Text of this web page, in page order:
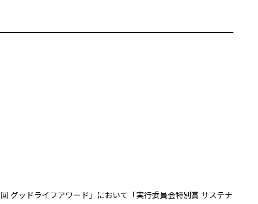
グッドライフアワード」において「実行委員会特別賞 サステナ